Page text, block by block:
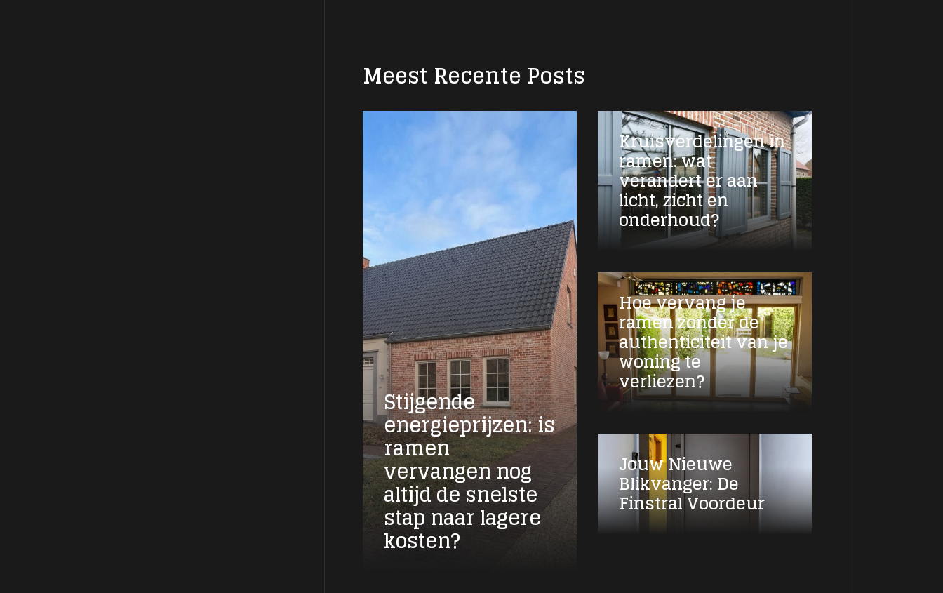
Meest Recente Posts
Stijgende
energieprijzen: is
ramen
vervangen nog
altijd de snelste
stap naar lagere
kosten?
Kruisverdelingen in
ramen: wat
verandert er aan
licht, zicht en
onderhoud?
Hoe vervang je
ramen zonder de
authenticiteit van je
woning te
verliezen?
Jouw Nieuwe
Blikvanger: De
Finstral Voordeur